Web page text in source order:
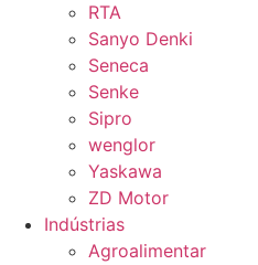
RTA
Sanyo Denki
Seneca
Senke
Sipro
wenglor
Yaskawa
ZD Motor
Indústrias
Agroalimentar